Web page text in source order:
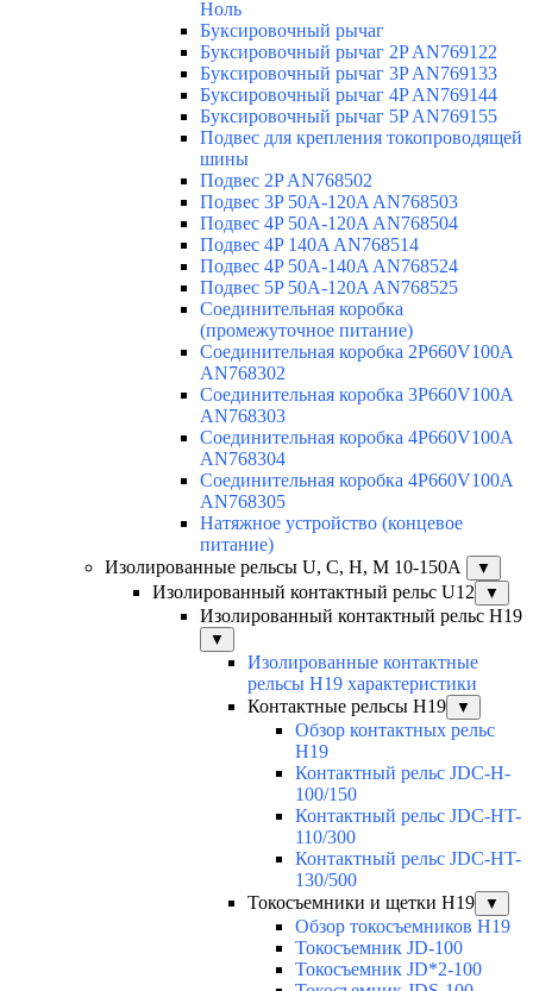
Ноль
Буксировочный рычаг
Буксировочный рычаг 2P AN769122
Буксировочный рычаг 3P AN769133
Буксировочный рычаг 4P AN769144
Буксировочный рычаг 5P AN769155
Подвес для крепления токопроводящей
шины
Подвес 2P AN768502
Подвес 3P 50A-120A AN768503
Подвес 4P 50A-120A AN768504
Подвес 4P 140A AN768514
Подвес 4P 50A-140A AN768524
Подвес 5P 50A-120A AN768525
Соединительная коробка
(промежуточное питание)
Соединительная коробка 2P660V100A
AN768302
Соединительная коробка 3P660V100A
AN768303
Соединительная коробка 4P660V100A
AN768304
Соединительная коробка 4P660V100A
AN768305
Натяжное устройство (концевое
питание)
Изолированные рельсы U, C, H, M 10-150А
▼
Изолированный контактный рельс U12 ▼
Изолированный контактный рельс Н19
▼
Изолированные контактные
рельсы Н19 характеристики
Контактные рельсы H19
▼
Обзор контактных рельс
H19
Контактный рельс JDC-H-
100/150
Контактный рельс JDC-HT-
110/300
Контактный рельс JDC-HT-
130/500
Токосъемники и щетки H19
▼
Обзор токосъемников H19
Токосъемник JD-100
Токосъемник JD*2-100